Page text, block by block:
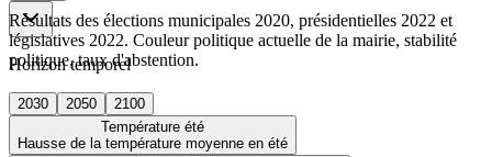
Horizon temporel
2030 2050
2100
Température été
Hausse de la température moyenne en été
Résultats des élections municipales 2020, présidentielles 2022 et
législatives 2022. Couleur politique actuelle de la mairie, stabilité
politique, taux d'abstention.